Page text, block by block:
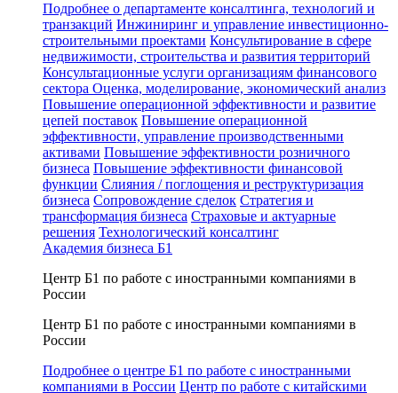
Подробнее о департаменте консалтинга, технологий и
транзакций Инжиниринг и управление инвестиционно-
строительными проектами Консультирование в сфере
недвижимости, строительства и развития территорий
Консультационные услуги организациям финансового
сектора Оценка, моделирование, экономический анализ
Повышение операционной эффективности и развитие
цепей поставок Повышение операционной
эффективности, управление производственными
активами Повышение эффективности розничного
бизнеса Повышение эффективности финансовой
функции Слияния / поглощения и реструктуризация
бизнеса Сопровождение сделок Стратегия и
трансформация бизнеса Страховые и актуарные
решения Технологический консалтинг
Академия бизнеса Б1
Центр Б1 по работе с иностранными компаниями в
России
Центр Б1 по работе с иностранными компаниями в
России
Подробнее о центре Б1 по работе с иностранными
компаниями в России Центр по работе с китайскими